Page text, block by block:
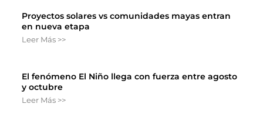
Proyectos solares vs comunidades mayas entran
en nueva etapa
Leer Más >>
El fenómeno El Niño llega con fuerza entre agosto
y octubre
Leer Más >>